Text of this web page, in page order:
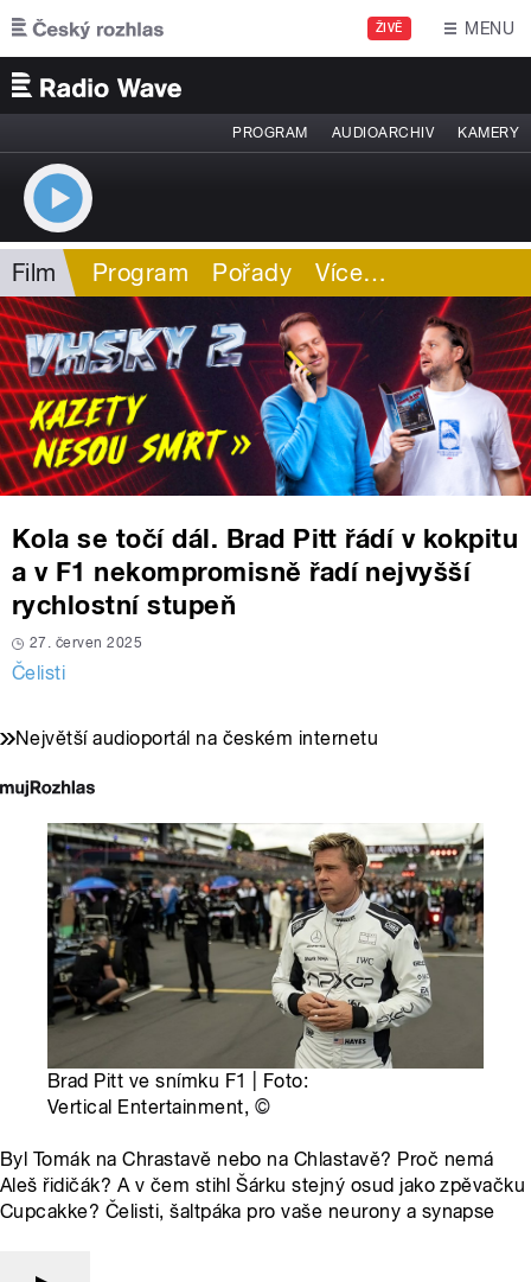
Přejít k hlavnímu obsahu
ŽIVĚ MENU
PROGRAM AUDIOARCHIV KAMERY
Film Program Pořady Více…
Kola se točí dál. Brad Pitt řádí v kokpitu
a v F1 nekompromisně řadí nejvyšší
rychlostní stupeň
27. červen 2025
Čelisti
Největší audioportál na českém internetu
Brad Pitt ve snímku F1 | Foto:
Vertical Entertainment, ©
Byl Tomák na Chrastavě nebo na Chlastavě? Proč nemá
Aleš řidičák? A v čem stihl Šárku stejný osud jako zpěvačku
Cupcakke? Čelisti, šaltpáka pro vaše neurony a synapse